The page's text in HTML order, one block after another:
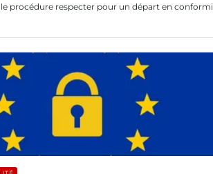
procédure respecter pour un départ en